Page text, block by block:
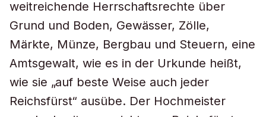
weitreichende Herrschaftsrechte über
Grund und Boden, Gewässer, Zölle,
Märkte, Münze, Bergbau und Steuern, eine
Amtsgewalt, wie es in der Urkunde heißt,
wie sie „auf beste Weise auch jeder
Reichsfürst“ ausübe. Der Hochmeister